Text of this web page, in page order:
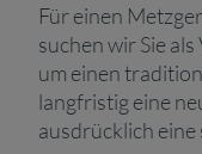
Für einen
suchen wir Sie
um einen
langfristig eine
ausdrücklich